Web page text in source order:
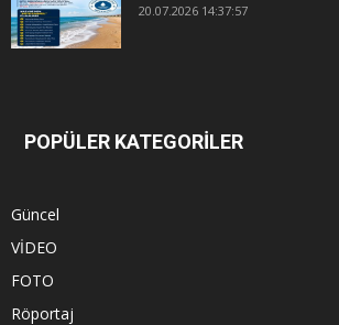
20.07.2026 14:37:57
POPÜLER KATEGORİLER
Güncel
VİDEO
FOTO
Röportaj